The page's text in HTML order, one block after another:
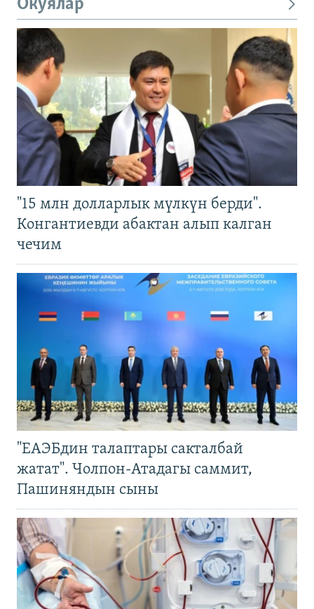
Окуялар
"15 млн долларлык мүлкүн берди".
Конгантиевди абактан алып калган
чечим
"ЕАЭБдин талаптары сакталбай
жатат". Чолпон-Атадагы саммит,
Пашиняндын сыны